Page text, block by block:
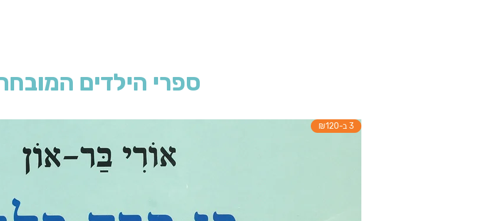
ספרי הילדים
3 ב-₪120